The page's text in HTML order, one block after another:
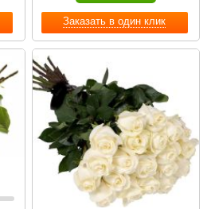
Заказать в один клик